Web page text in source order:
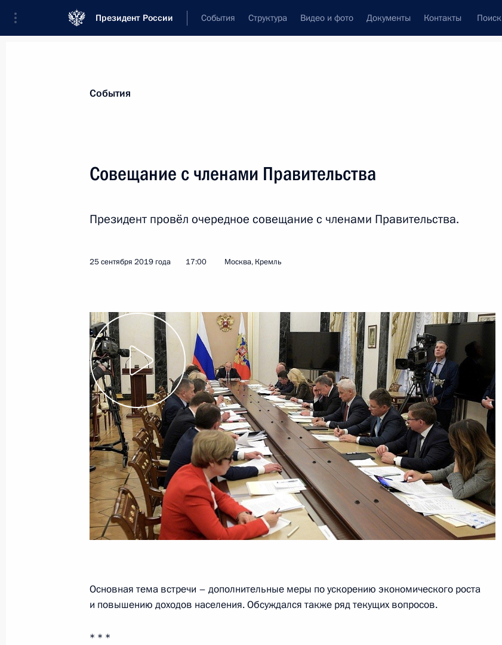
Президент России События Структура Видео и фото Документы Контакты Поиск
Биография Лента событий Подписаться на ленту
7 ноября 2025 года, 14:10
Указ о награждении орденом «За заслуги перед Отечеством» IV
степени Дмитрия Медведева
14 сентября 2025 года, 10:00
Дмитрий Медведев и Владимир Мединский приняли участие
в церемонии памятного гашения почтовых марок
8 мая 2025 года, 17:00
События
Совещание с членами Правительства
Президент провёл очередное совещание с членами Правительства.
25 сентября 2019 года 17:00 Москва, Кремль
Основная тема встречи – дополнительные меры по ускорению экономического роста
и повышению доходов населения. Обсуждался также ряд текущих вопросов.
* * *